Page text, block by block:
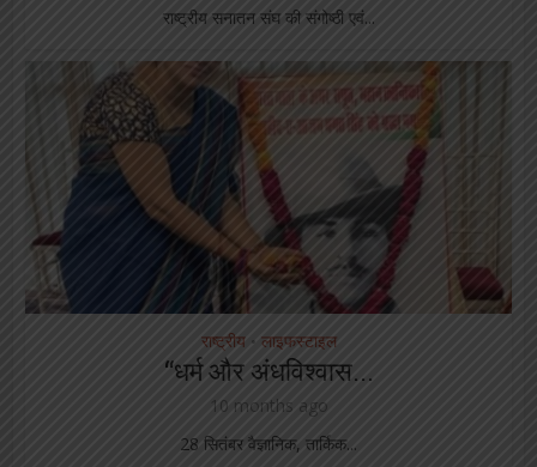
राष्ट्रीय सनातन संघ की संगोष्ठी एवं...
राष्ट्रीय • लाइफस्टाइल
“धर्म और अंधविश्वास...
10 months ago
28 सितंबर वैज्ञानिक, तार्किक...